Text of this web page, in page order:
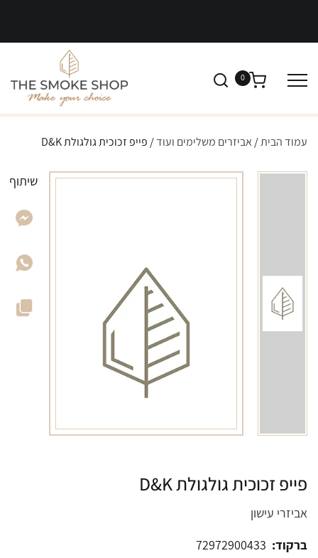
0
עמוד הבית/ אביזרים משלימים ועוד/ פייפ זכוכית גולגולת D&K
פייפ זכוכית גולגולת D&K
אביזרי עישון
ברקוד:
שיתוף